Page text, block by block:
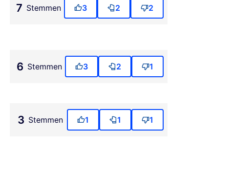
7 Stemmen 3 2 2
6 Stemmen 3 2 1
3 Stemmen 1 1 1